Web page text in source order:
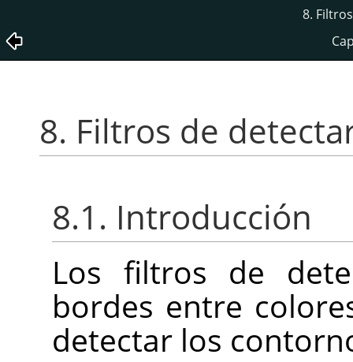
8.
8. Filtros de
8.1. Introducción
Los filtros de
bordes entre
detectar los